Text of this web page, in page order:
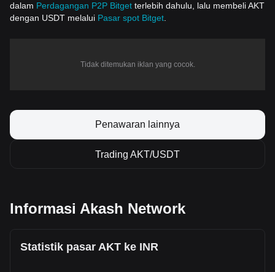
dalam Perdagangan P2P Bitget terlebih dahulu, lalu membeli AKT
dengan USDT melalui Pasar spot Bitget
Tidak ditemukan iklan yang cocok.
Penawaran lainnya
Trading AKT/USDT
Informasi Akash Network
Statistik pasar AKT ke INR